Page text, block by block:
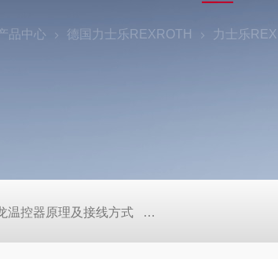
品中心 德国力士乐REXROTH 力士乐
温控器原理及接线方式 日本SMC真空压力开